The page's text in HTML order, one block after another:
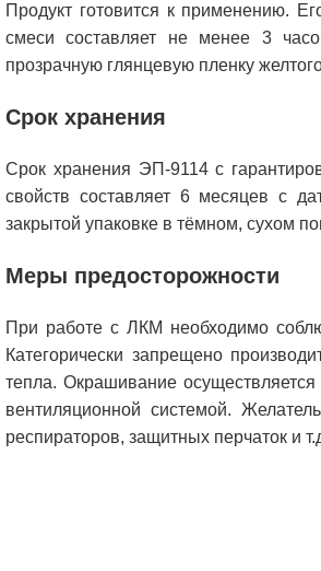
Продукт готовится к применению.
смеси составляет не менее 3
прозрачную глянцевую пленку
Срок хранения
Срок хранения ЭП-9114 с
свойств составляет 6 месяцев с
закрытой упаковке в тёмном, сухом
Меры предосторожности
При работе с ЛКМ необходимо
Категорически запрещено
тепла. Окрашивание
вентиляционной системой.
респираторов, защитных перчаток и